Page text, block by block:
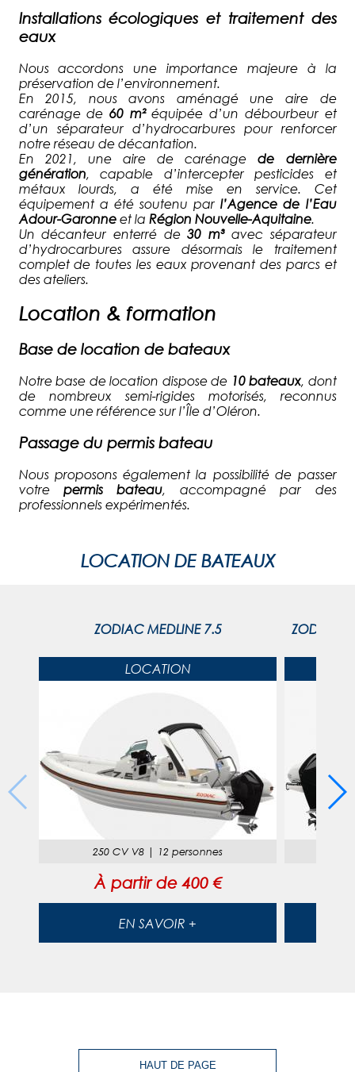
Installations écologiques et traitement des
eaux
Nous accordons une importance majeure à la
préservation de l’environnement.
En 2015, nous avons aménagé une aire de
carénage de 60 m²équipée d’un débourbeur et
d’un séparateur d’hydrocarbures pour renforcer
notre réseau de décantation.
En 2021, une aire de carénagede dernière
génération , capable d’intercepter pesticides et
métaux lourds, a été mise en service. Cet
équipement a été soutenu parl’Agence de l’Eau
Adour-Garonneet la Région Nouvelle-Aquitaine.
Un décanteur enterré de30 m³avec séparateur
d’hydrocarbures assure désormais le traitement
complet de toutes les eaux provenant des parcs et
des ateliers.
Location & formation
Base de location de bateaux
Notre base de location dispose de 10 bateaux, dont
de nombreux semi-rigides motorisés, reconnus
comme une référence sur l’Île d’Oléron.
Passage du permis bateau
Nous proposons également la possibilité de passer
votre permis bateau , accompagné par des
professionnels expérimentés.
LOCATION DE BATEAUX
ZODIAC MEDLINE 7.5
LOCATION
250 CV V8 | 12 personnes
À partir de400 €
EN SAVOIR +
ZODIAC
HAUT DE PAGE